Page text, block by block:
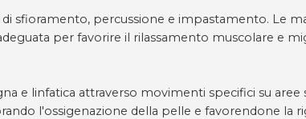
sfioramento, percussione e impastamento. Le
per favorire il rilassamento muscolare e
e linfatica attraverso movimenti specifici su aree
l'ossigenazione della pelle e favorendone la